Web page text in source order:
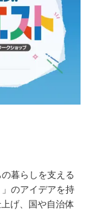
暮らしを支える
のアイデアを持
げ、国や自治体